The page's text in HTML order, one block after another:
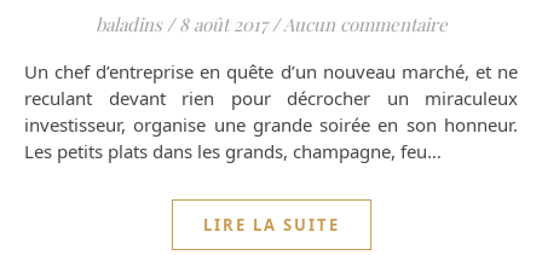
baladins / 8 août 2017 /Aucun commentaire
Un chef d’entreprise en quête d’un nouveau marché, et ne
reculant devant rien pour décrocher un miraculeux
investisseur, organise une grande soirée en son honneur.
Les petits plats dans les grands, champagne, feu…
LIRE LA SUITE